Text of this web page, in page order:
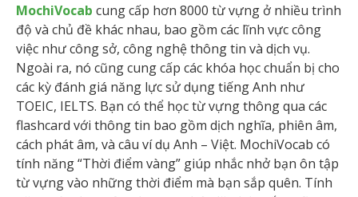
MochiVocab cung cấp hơn 8000 từ vựng ở nhiều trình
độ và chủ đề khác nhau, bao gồm các lĩnh vực công
việc như công sở, công nghệ thông tin và dịch vụ.
Ngoài ra, nó cũng cung cấp các khóa học chuẩn bị cho
các kỳ đánh giá năng lực sử dụng tiếng Anh như
TOEIC, IELTS. Bạn có thể học từ vựng thông qua các
flashcard với thông tin bao gồm dịch nghĩa, phiên âm,
cách phát âm, và câu ví dụ Anh – Việt. MochiVocab có
tính năng “Thời điểm vàng” giúp nhắc nhở bạn ôn tập
từ vựng vào những thời điểm mà bạn sắp quên. Tính